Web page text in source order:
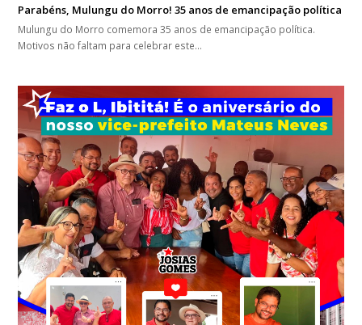
Parabéns, Mulungu do Morro! 35 anos de emancipação política
Mulungu do Morro comemora 35 anos de emancipação política.
Motivos não faltam para celebrar este…